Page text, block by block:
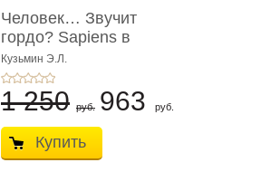
Человек… Звучит
гордо? Sapiens в
тенётах социума � ...
Кузьмин Э.Л.
1 250 руб. 963 руб.
Купить